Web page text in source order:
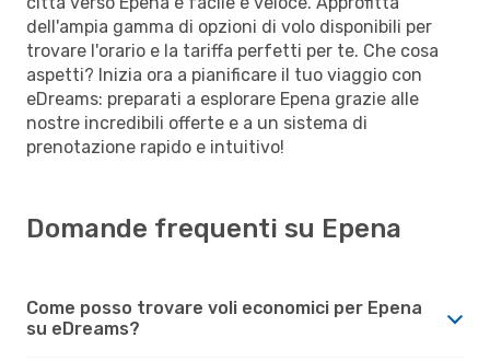
dell'ampia gamma di opzioni di volo disponibili per
trovare l'orario e la tariffa perfetti per te. Che cosa
aspetti? Inizia ora a pianificare il tuo viaggio con
eDreams: preparati a esplorare Epena grazie alle
nostre incredibili offerte e a un sistema di
prenotazione rapido e intuitivo!
Domande frequenti su Epena
Come posso trovare voli economici per Epena
su eDreams?